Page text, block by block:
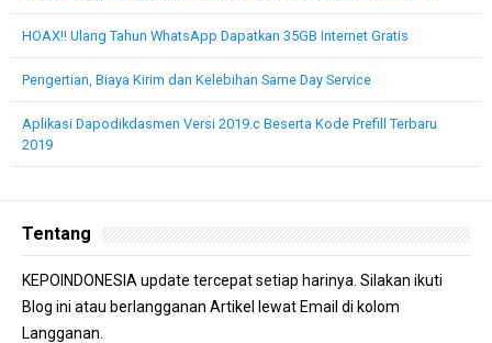
HOAX!! Ulang Tahun WhatsApp Dapatkan 35GB Internet Gratis
Pengertian, Biaya Kirim dan Kelebihan Same Day Service
Aplikasi Dapodikdasmen Versi 2019.c Beserta Kode Prefill Terbaru
2019
Tentang
KEPOINDONESIA update tercepat setiap harinya. Silakan ikuti
Blog ini atau berlangganan Artikel lewat Email di kolom
Langganan.